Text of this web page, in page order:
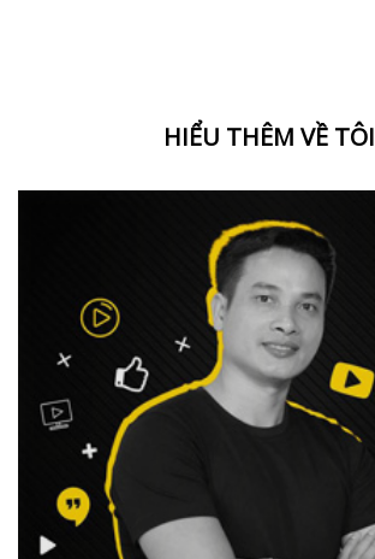
HIỂU THÊM VỀ TÔI